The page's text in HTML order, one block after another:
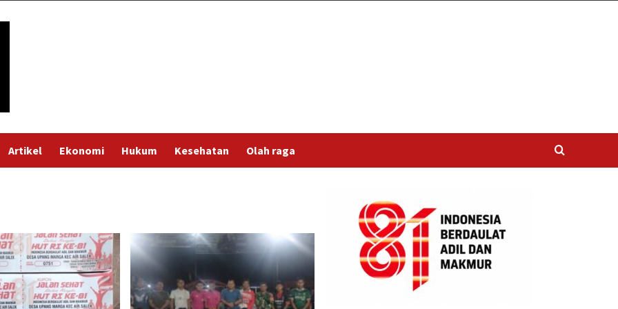
Artikel Ekonomi Hukum Kesehatan Olah raga